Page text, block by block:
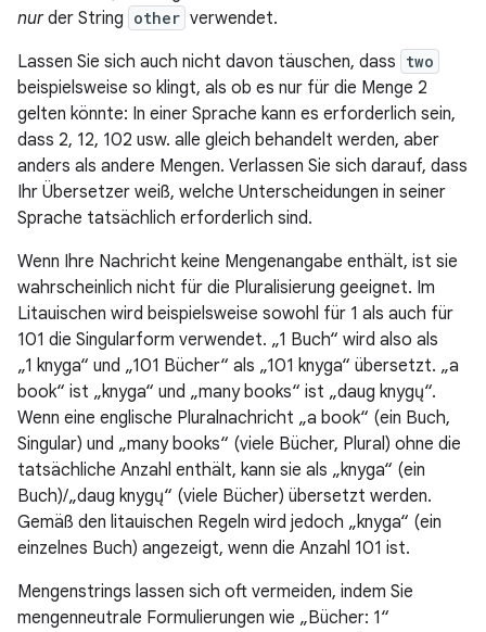
nurder String other verwendet.
Lassen Sie sich auch nicht davon täuschen, dass two
beispielsweise so klingt, als ob es nur für die Menge 2
gelten könnte: In einer Sprache kann es erforderlich sein,
dass 2, 12, 102 usw. alle gleich behandelt werden, aber
anders als andere Mengen. Verlassen Sie sich darauf, dass
Ihr Übersetzer weiß, welche Unterscheidungen in seiner
Sprache tatsächlich erforderlich sind.
Wenn Ihre Nachricht keine Mengenangabe enthält, ist sie
wahrscheinlich nicht für die Pluralisierung geeignet. Im
Litauischen wird beispielsweise sowohl für 1 als auch für
101 die Singularform verwendet. „1 Buch“ wird also als
„1 knyga“ und „101 Bücher“ als „101 knyga“ übersetzt. „a
book“ ist „knyga“ und „many books“ ist „daug knygų“.
Wenn eine englische Pluralnachricht „a book“ (ein Buch,
Singular) und „many books“ (viele Bücher, Plural) ohne die
tatsächliche Anzahl enthält, kann sie als „knyga“ (ein
Buch)/„daug knygų“ (viele Bücher) übersetzt werden.
Gemäß den litauischen Regeln wird jedoch „knyga“ (ein
einzelnes Buch) angezeigt, wenn die Anzahl 101 ist.
Mengenstrings lassen sich oft vermeiden, indem Sie
mengenneutrale Formulierungen wie „Bücher: 1“